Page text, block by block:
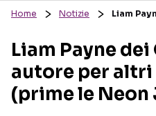
RECENSIONI MUSICALI
INTERVISTE
GOSSIP E CURIOSITÀ
Home Notizie Liam
Liam Payne
autore per
(prime le Neon